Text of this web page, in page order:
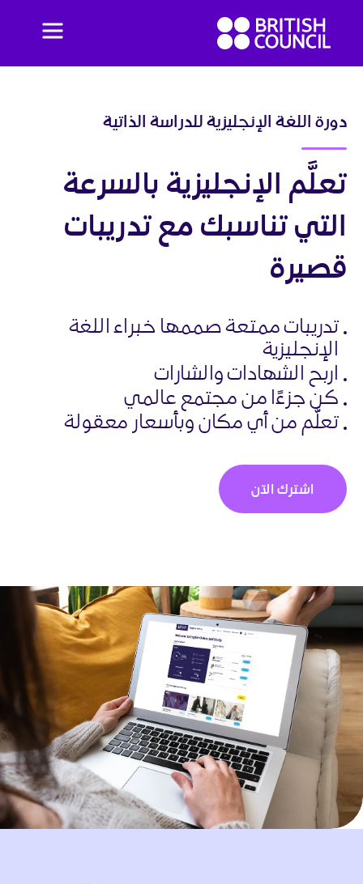
British
Council
Menu
دورة اللغة الإنجليزية للدراسة الذاتية
تعلَّم الإنجليزية بالسرعة
التي تناسبك مع تدريبات
قصيرة
تدريبات ممتعة صممها خبراء اللغة
الإنجليزية
اربح الشهادات والشارات
كن جزءًا من مجتمع عالمي
تعلَّم من أي مكان وبأسعار معقولة
اشترك الآن